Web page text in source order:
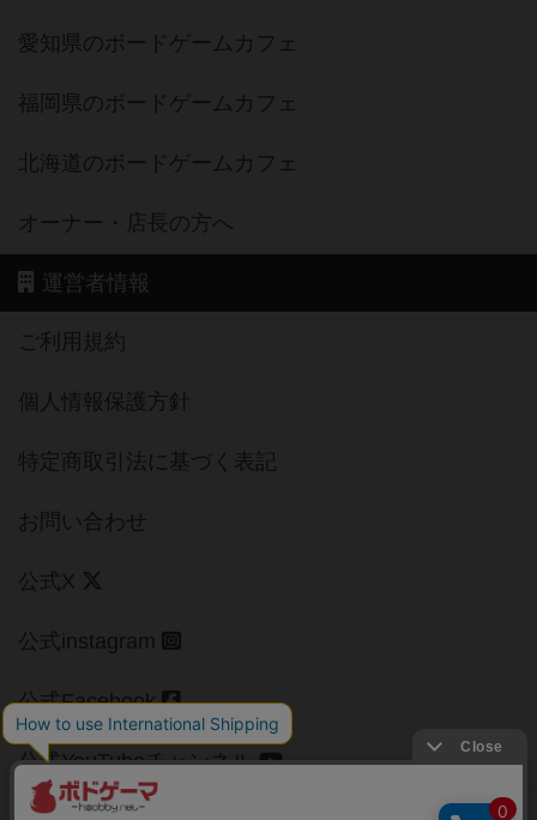
愛知県のボードゲームカフェ
福岡県のボードゲームカフェ
北海道のボードゲームカフェ
オーナー・店長の方へ
運営者情報
ご利用規約
個人情報保護方針
特定商取引法に基づく表記
お問い合わせ
公式X
公式instagram
公式Facebook
公式YouTubeチャンネル